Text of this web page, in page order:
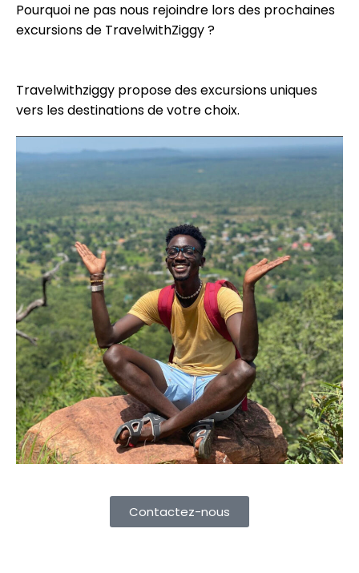
Pourquoi ne pas nous rejoindre lors des prochaines
excursions de TravelwithZiggy ?
Travelwithziggy propose des excursions uniques
vers les destinations de votre choix.
Contactez-nous